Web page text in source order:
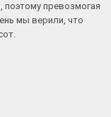
поэтому превозмогая
мы верили, что